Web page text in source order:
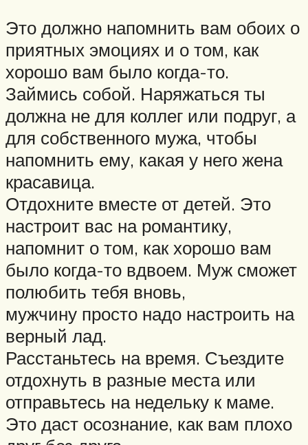
Это должно напомнить вам обоих о
приятных эмоциях и о том, как
хорошо вам было когда-то.
Займись собой. Наряжаться ты
должна не для коллег или подруг, а
для собственного мужа, чтобы
напомнить ему, какая у него жена
красавица.
Отдохните вместе от детей. Это
настроит вас на романтику,
напомнит о том, как хорошо вам
было когда-то вдвоем. Муж сможет
полюбить тебя вновь,
мужчину просто надо настроить на
верный лад.
Расстаньтесь на время. Съездите
отдохнуть в разные места или
отправьтесь на недельку к маме.
Это даст осознание, как вам плохо